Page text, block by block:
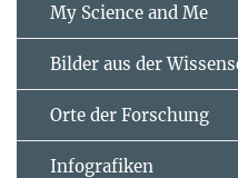
My Science and Me
Bilder aus der
Orte der Forschung
Infografiken